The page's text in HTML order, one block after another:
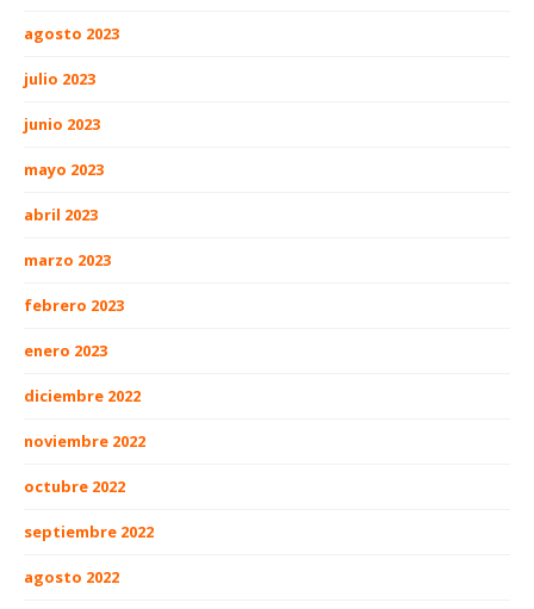
agosto 2023
julio 2023
junio 2023
mayo 2023
abril 2023
marzo 2023
febrero 2023
enero 2023
diciembre 2022
noviembre 2022
octubre 2022
septiembre 2022
agosto 2022